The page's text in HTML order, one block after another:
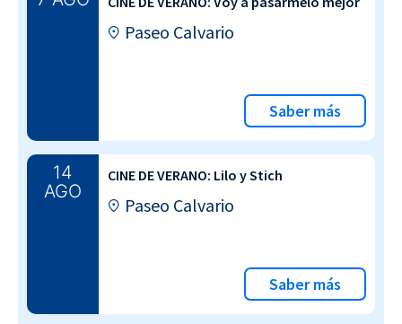
Paseo Calvario
Saber más
14
AGO
CINE DE VERANO: Lilo y Stich
Paseo Calvario
Saber más